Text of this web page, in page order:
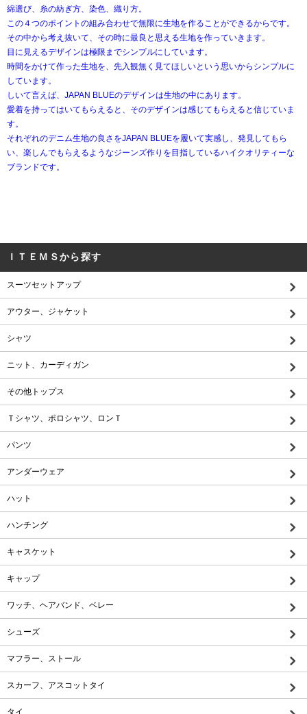
綿選び、糸の紡ぎ方、染色、織り方。
この４つのポイントの組み合わせで無限に生地を作ることができるからです。
その中から考え抜いて、その時に最良と思える生地を作っていきます。
目に見えるデザインは極限までシンプルにしています。
時間をかけて作った生地を、先入観無く見てほしいという思いからシンプルに
しています。
しいて言えば、JAPAN BLUEのデザインは生地の中にあります。
愛着を持ってはいてもらえると、そのデザインは感じてもらえると信じていま
す。
それぞれのデニム生地の良さをJAPAN BLUEを履いて実感し、発見してもら
い、楽しんでもらえるようなジーンズ作りを目指しているハイクオリティーな
ブランドです。
ＩＴＥＭＳから探す
スーツセットアップ
アウター、ジャケット
シャツ
ニット、カーディガン
その他トップス
Ｔシャツ、ポロシャツ、ロンＴ
パンツ
アンダーウェア
ハット
ハンチング
キャスケット
キャップ
ワッチ、ヘアバンド、ベレー
シューズ
マフラー、ストール
スカーフ、アスコットタイ
タイ